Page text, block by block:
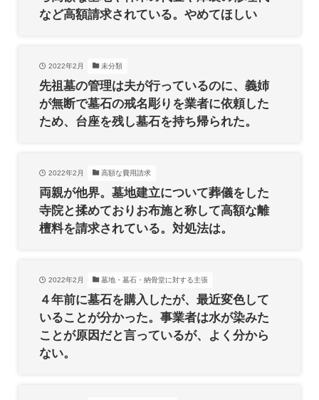
など高額請求されている。やめてほしい
2022年2月 未分類
先祖墓の管理は夫が行っているのに、義姉
が無断で墓石の戒名彫りを業者に依頼した
ため、台座を残し墓石を持ち帰られた。
2022年2月 高額な費用請求
両親が他界。墓地建立について葬儀をした
寺院と揉めておりお布施と称して高額な離
檀料を請求されている。対処法は。
2022年2月 墓地・墓石・納骨堂に対する主張
４年前に墓石を購入したが、最近変色して
いることが分かった。事業者は水が染みた
ことが原因だと言っているが、よく分から
ない。